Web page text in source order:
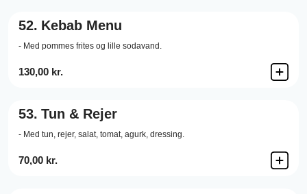
52. Kebab Menu
- Med pommes frites og lille sodavand.
130,00 kr.
53. Tun & Rejer
- Med tun, rejer, salat, tomat, agurk, dressing.
70,00 kr.